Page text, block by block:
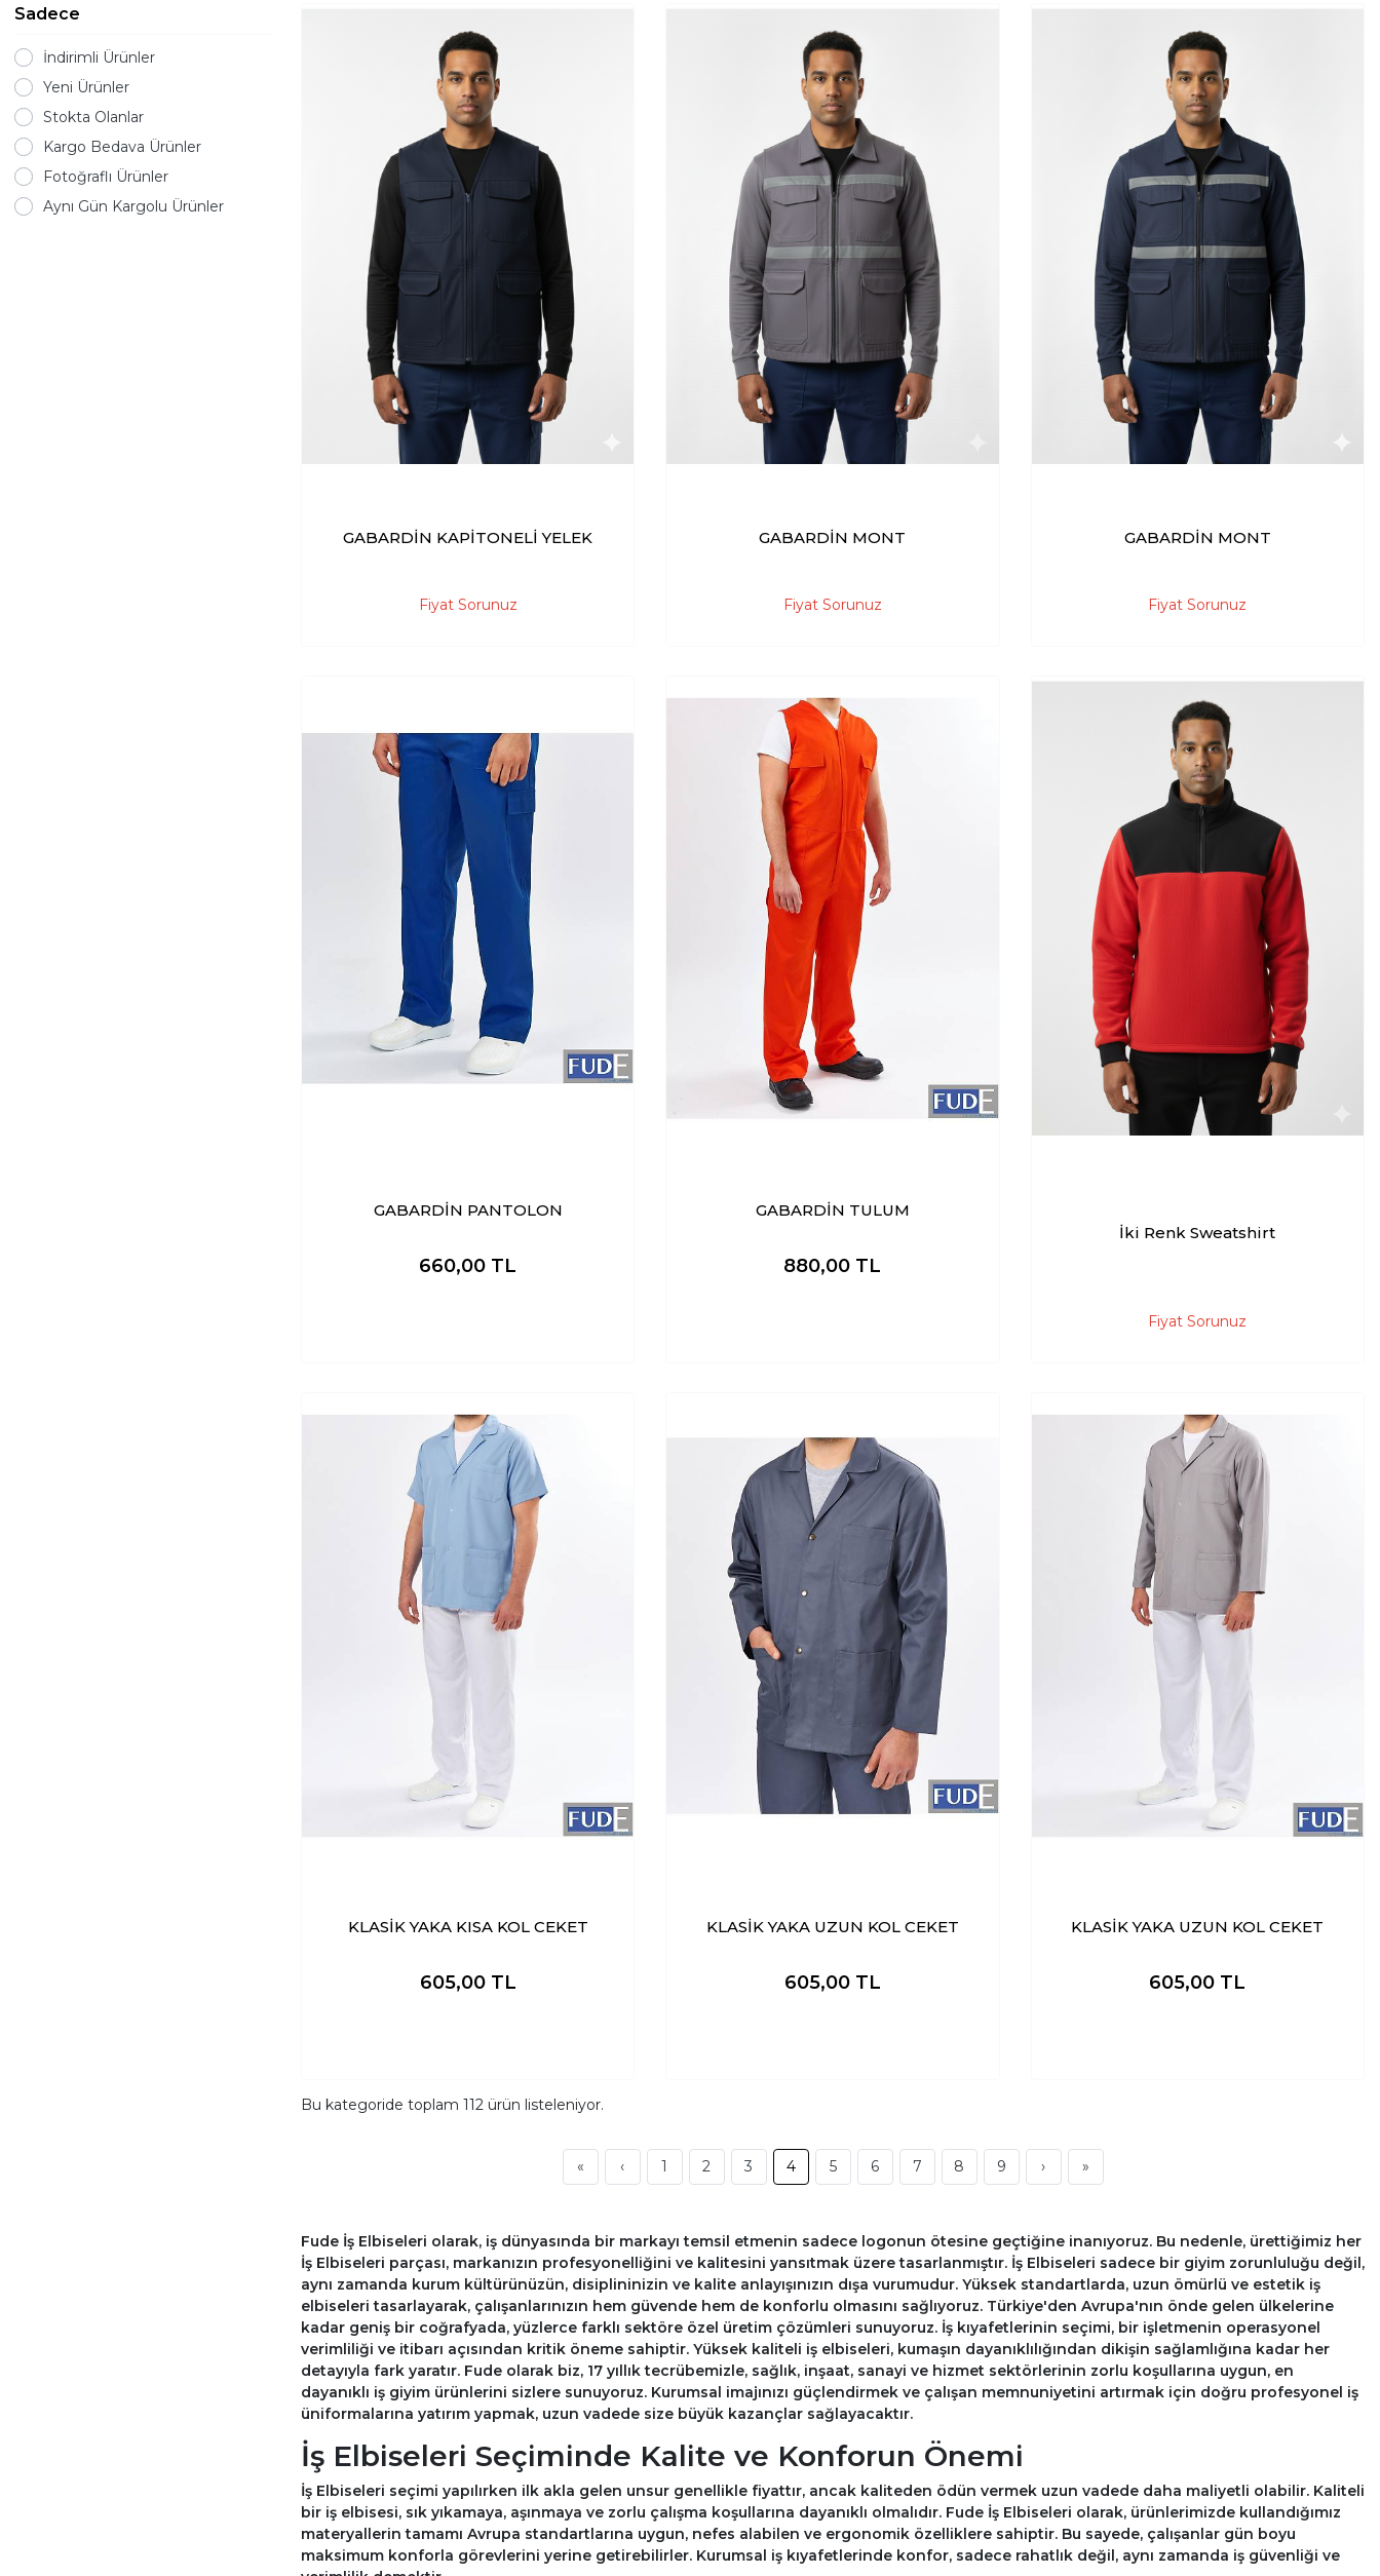
Sadece
İndirimli Ürünler
Yeni Ürünler
Stokta Olanlar
Kargo Bedava Ürünler
Fotoğraflı Ürünler
Aynı Gün Kargolu Ürünler
GABARDİN KAPİTONELİ YELEK
Fiyat Sorunuz
GABARDİN MONT
Fiyat Sorunuz
GABARDİN MONT
Fiyat Sorunuz
GABARDİN PANTOLON
660,00 TL
GABARDİN TULUM
880,00 TL
İki Renk Sweatshirt
Fiyat Sorunuz
KLASİK YAKA KISA KOL CEKET
605,00 TL
KLASİK YAKA UZUN KOL CEKET
605,00 TL
KLASİK YAKA UZUN KOL CEKET
605,00 TL
Bu kategoride toplam 112 ürün listeleniyor.
« ‹ 1 2 3 4 5 6 7 8 9 › »
Fude İş Elbiseleri olarak, iş dünyasında bir markayı temsil etmenin sadece logonun ötesine geçtiğine inanıyoruz. Bu nedenle, ürettiğimiz her
İş Elbiseleri parçası, markanızın profesyonelliğini ve kalitesini yansıtmak üzere tasarlanmıştır. İş Elbiseleri sadece bir giyim zorunluluğu değil,
aynı zamanda kurum kültürünüzün, disiplininizin ve kalite anlayışınızın dışa vurumudur. Yüksek standartlarda, uzun ömürlü ve estetik iş
elbiseleri tasarlayarak, çalışanlarınızın hem güvende hem de konforlu olmasını sağlıyoruz. Türkiye'den Avrupa'nın önde gelen ülkelerine
kadar geniş bir coğrafyada, yüzlerce farklı sektöre özel üretim çözümleri sunuyoruz. İş kıyafetlerinin seçimi, bir işletmenin operasyonel
verimliliği ve itibarı açısından kritik öneme sahiptir. Yüksek kaliteli iş elbiseleri, kumaşın dayanıklılığından dikişin sağlamlığına kadar her
detayıyla fark yaratır. Fude olarak biz, 17 yıllık tecrübemizle, sağlık, inşaat, sanayi ve hizmet sektörlerinin zorlu koşullarına uygun, en
dayanıklı iş giyim ürünlerini sizlere sunuyoruz. Kurumsal imajınızı güçlendirmek ve çalışan memnuniyetini artırmak için doğru profesyonel iş
üniformalarına yatırım yapmak, uzun vadede size büyük kazançlar sağlayacaktır.
İş Elbiseleri Seçiminde Kalite ve Konforun Önemi
İş Elbiseleri seçimi yapılırken ilk akla gelen unsur genellikle fiyattır, ancak kaliteden ödün vermek uzun vadede daha maliyetli olabilir. Kaliteli
bir iş elbisesi, sık yıkamaya, aşınmaya ve zorlu çalışma koşullarına dayanıklı olmalıdır. Fude İş Elbiseleri olarak, ürünlerimizde kullandığımız
materyallerin tamamı Avrupa standartlarına uygun, nefes alabilen ve ergonomik özelliklere sahiptir. Bu sayede, çalışanlar gün boyu
maksimum konforla görevlerini yerine getirebilirler. Kurumsal iş kıyafetlerinde konfor, sadece rahatlık değil, aynı zamanda iş güvenliği ve